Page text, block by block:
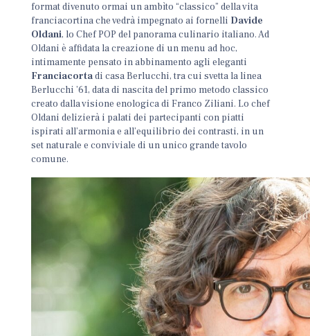
format divenuto ormai un ambìto “classico” della vita
franciacortina che vedrà impegnato ai fornelli Davide
Oldani, lo Chef POP del panorama culinario italiano. Ad
Oldani è affidata la creazione di un menu ad hoc,
intimamente pensato in abbinamento agli eleganti
Franciacortadi casa Berlucchi, tra cui svetta la linea
Berlucchi ’61, data di nascita del primo metodo classico
creato dalla visione enologica di Franco Ziliani. Lo chef
Oldani delizierà i palati dei partecipanti con piatti
ispirati all’armonia e all’equilibrio dei contrasti, in un
set naturale e conviviale di un unico grande tavolo
comune.